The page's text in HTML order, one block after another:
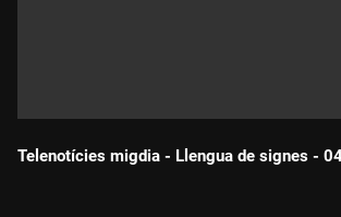
Telenotícies migdia - Llengua de signes -